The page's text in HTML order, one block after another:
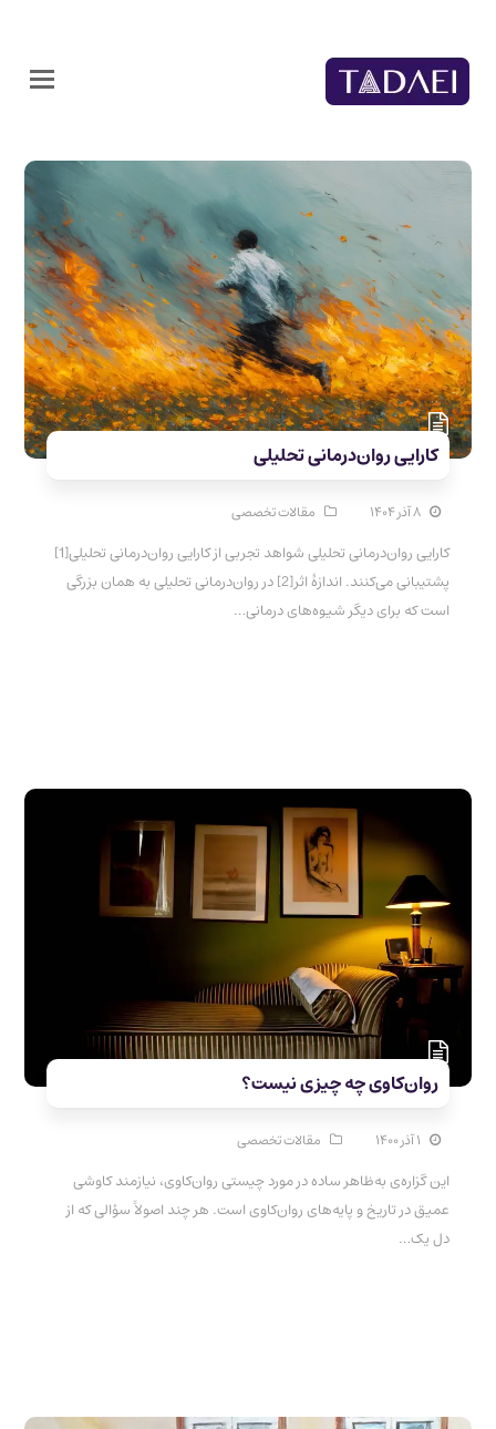
کارایی روان‌درمانی تحلیلی
۸ آذر ۱۴۰۴ مقالات تخصصی
کارایی روان‌درمانی تحلیلی شواهد تجربی از کارایی روان‌درمانی تحلیلی[1]
پشتیبانی می‌کنند. اندازهٔ اثر[2] در روان‌درمانی تحلیلی به همان بزرگی
است که برای دیگر شیوه‌های درمانی…
روان‌کاوی چه چیزی نیست؟
۱ آذر ۱۴۰۰ مقالات تخصصی
این گزاره‌ی به‌ظاهر ساده در مورد چیستی روان‌کاوی، نیازمند کاوشی
عمیق در تاریخ و پایه‌های روان‌کاوی است. هر چند اصولاً سؤالی که از
دل یک…